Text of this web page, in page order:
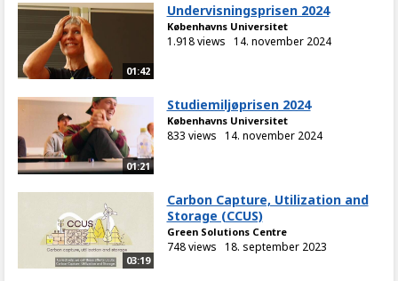
01:42
Undervisningsprisen 2024
Københavns Universitet
1.918 views 14. november 2024
01:21
Studiemiljøprisen 2024
Københavns Universitet
833 views 14. november 2024
03:19
Carbon Capture, Utilization and
Storage (CCUS)
Green Solutions Centre
748 views 18. september 2023